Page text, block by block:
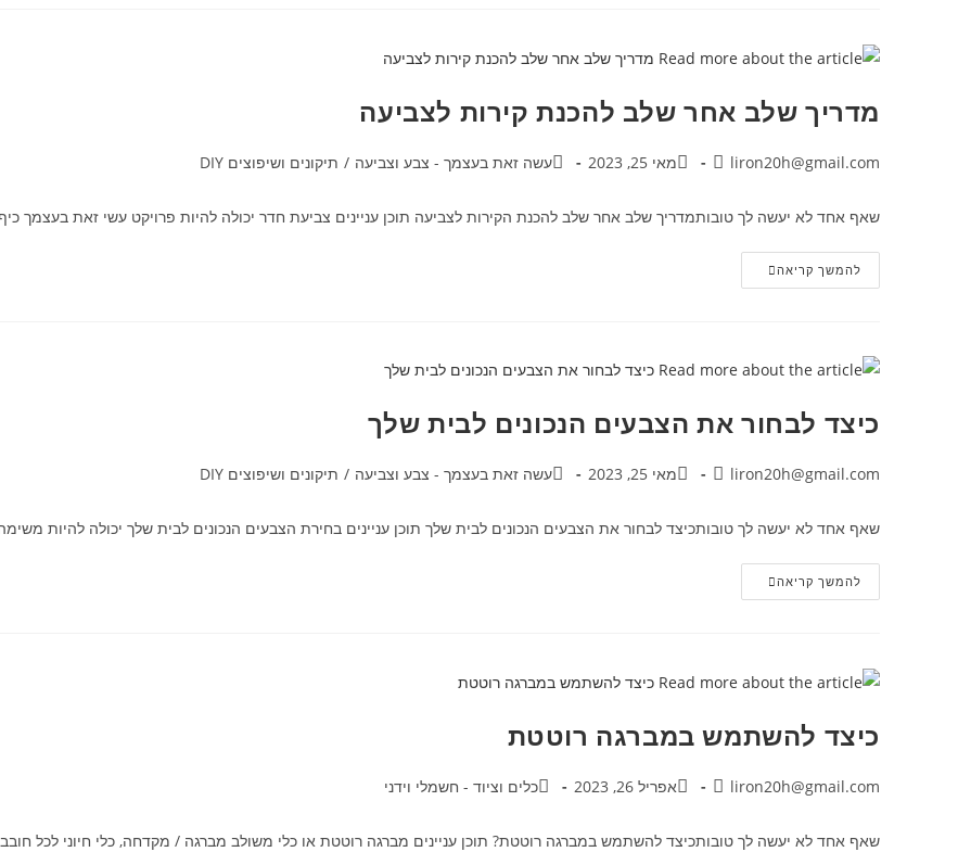
מדריך שלב אחר שלב להכנת קירות לצביעה
liron20h@gmail.com מאי 25, 2023 עשה זאת בעצמך - צבע וצביעה / תיקונים ושיפוצים DIY
שאף אחד לא יעשה לך טובותמדריך שלב אחר שלב להכנת הקירות לצביעה תוכן עניינים צביעת חדר יכולה להיות פרויקט עשי זאת בעצמך
להמשך קריאה
כיצד לבחור את הצבעים הנכונים לבית שלך
liron20h@gmail.com מאי 25, 2023 עשה זאת בעצמך - צבע וצביעה / תיקונים ושיפוצים DIY
שאף אחד לא יעשה לך טובותכיצד לבחור את הצבעים הנכונים לבית שלך תוכן עניינים בחירת הצבעים הנכונים לבית שלך יכולה להיות
להמשך קריאה
כיצד להשתמש במברגה רוטטת
liron20h@gmail.com אפריל 26, 2023 כלים וציוד - חשמלי וידני
שאף אחד לא יעשה לך טובותכיצד להשתמש במברגה רוטטת? תוכן עניינים מברגה רוטטת או כלי משולב מברגה / מקדחה, כלי חיוני לכל